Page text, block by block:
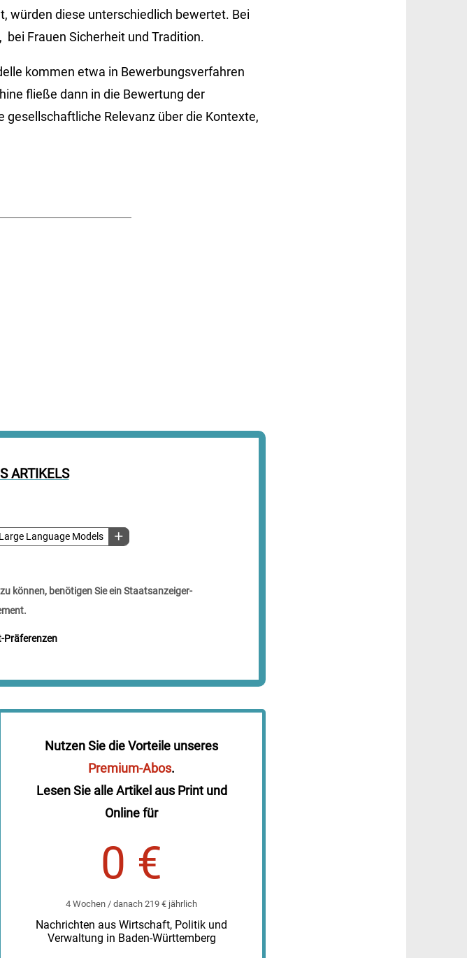
ARTIKELS
Large Language Models
können, benötigen Sie ein Staatsanzeiger-
Präferenzen
würden diese unterschiedlich bewertet. Bei
Frauen Sicherheit und Tradition.
kommen etwa in Bewerbungs­verfahren
fließe dann in die Bewertung der
gesellschaft­liche Relevanz über die Kontexte,
Nutzen Sie die Vorteile unseres
Premium-Abos.
Lesen Sie alle Artikel aus Print und
Online für
0 €
4 Wochen / danach 219 € jährlich
Nachrichten aus Wirtschaft, Politik und
Verwaltung in Baden-Württemberg